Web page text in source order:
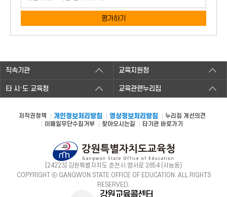
평가하기
직속기관 교육지원청
타 시·도 교육청 교육관련누리집
저작권정책 개인정보처리방침 영상정보처리방침
누리집 개선의견
이메일무단수집거부
찾아오시는길 타기관 바로가기
[24223] 강원특별자치도 춘천시 영서로 2854 (사농동)
COPYRIGHT ⓒ GANGWON STATE OFFICE OF EDUCATION. ALL RIGHTS
RESERVED.
강원교육콜센터